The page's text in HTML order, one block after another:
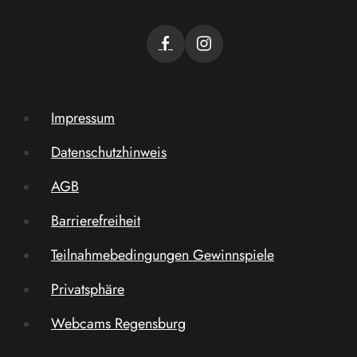
Impressum
Datenschutzhinweis
AGB
Barrierefreiheit
Teilnahmebedingungen Gewinnspiele
Privatsphäre
Webcams Regensburg